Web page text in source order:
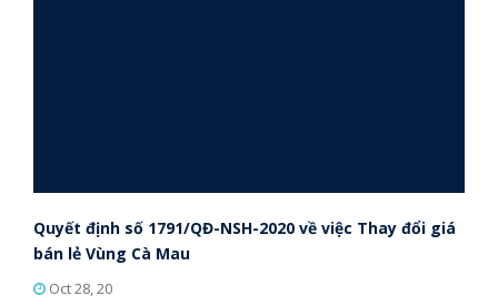
Quyết định số 1791/QĐ-NSH-2020 về việc Thay đổi giá
bán lẻ Vùng Cà Mau
Oct 28, 20